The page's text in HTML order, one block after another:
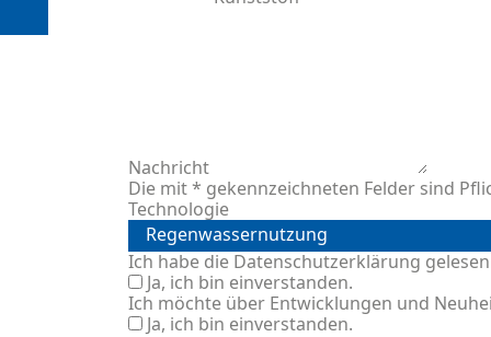
Nachricht
Die mit * gekennzeichneten Felder sind
Technologie
Ich habe die Datenschutzerklärung
Ja, ich bin einverstanden.
Ich möchte über Entwicklungen und
Ja, ich bin einverstanden.